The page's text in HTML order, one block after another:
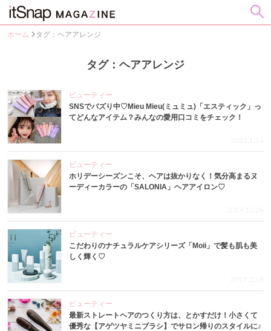
ホーム タグ：ヘアアレンジ
タグ：ヘアアレンジ
ビューティー
SNSでバズり中♡Mieu Mieu(ミュミュ)「エスティック」っ
てどんなアイテム？みんなの愛用口コミをチェック！
2022.1.14
ビューティー
ホリデーシーズンこそ、ヘアは抜かりなく！気分高まるヌ
ーディーカラーの「SALONIA」ヘアアイロン♡
2019.10.26
ビューティー
こだわりのナチュラルケアシリーズ「Moii」で髪も肌も美
しく輝く♡
2019.10.8
ビューティー
最新ストレートヘアのつくり方は、とかすだけ！小さくて
優秀な【アゲツヤミニブラシ】でサロン帰りのスタイルに♪